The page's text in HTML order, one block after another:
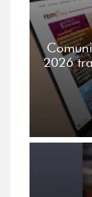
2026